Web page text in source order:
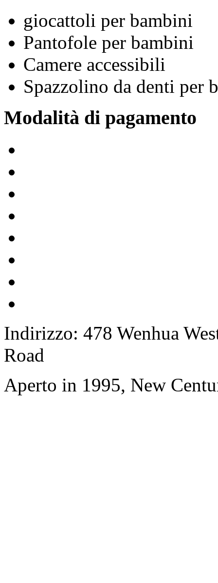
giocattoli per bambini
Pantofole per bambini
Camere accessibili
Spazzolino da denti per
Modalità di pagamento
Indirizzo: 478 Wenhua
Road
Aperto in 1995, New